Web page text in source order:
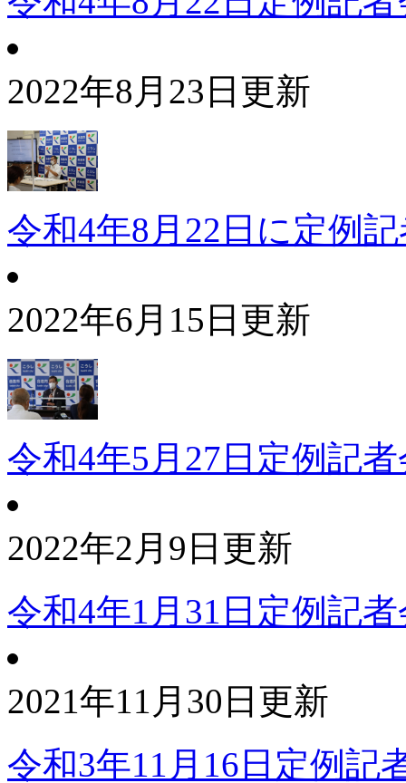
2022年8月23日更新
令和4年8月22日に定例
2022年6月15日更新
令和4年5月27日定例記
2022年2月9日更新
令和4年1月31日定例記
2021年11月30日更新
令和3年11月16日定例記